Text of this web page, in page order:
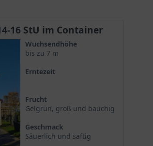
16 StU im Container
Wuchsendhöhe
bis zu 7 m
Erntezeit
Frucht
Gelgrün, groß und bauchig
Geschmack
Säuerlich und saftig